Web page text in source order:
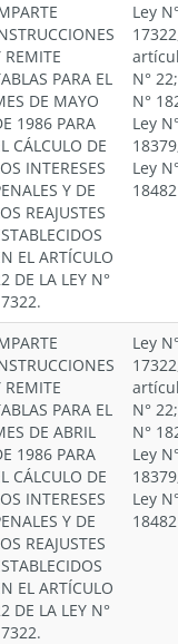
REMITE
PARA EL
DE MAYO
1986 PARA
CÁLCULO DE
INTERESES
Y DE
REAJUSTES
EL ARTÍCULO
DE LA LEY N°
Ley
N°
N°
Ley
Ley
18482
REMITE
PARA EL
DE ABRIL
1986 PARA
CÁLCULO DE
INTERESES
Y DE
REAJUSTES
EL ARTÍCULO
DE LA LEY N°
Ley
N°
N°
Ley
Ley
18482